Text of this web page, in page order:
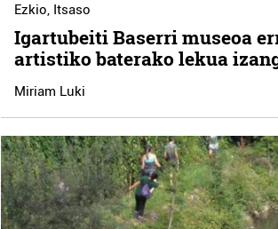
Ezkio, Itsaso
Igartubeiti Baserri museoa
artistiko baterako lekua
Miriam Luki